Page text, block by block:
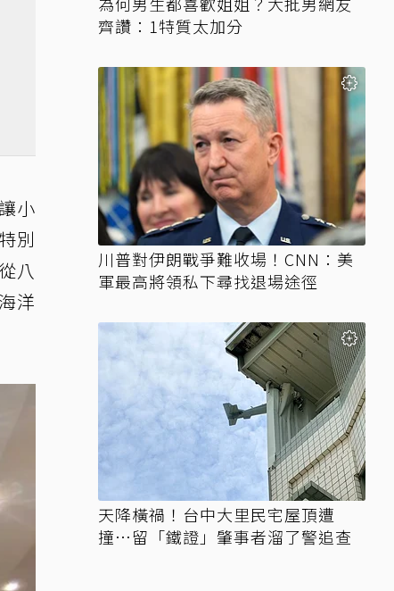
小
別
八
洋
齊讚：1特質太加分
川普對伊朗戰爭難收場！CNN：美
軍最高將領私下尋找退場途徑
天降橫禍！台中大里民宅屋頂遭
撞…留「鐵證」肇事者溜了警追查